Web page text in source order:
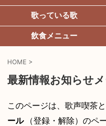
歌っている歌
飲食メニュー
HOME >
最新情報お知らせ
このページは、歌声喫茶
ール
（登録・解除）のペ